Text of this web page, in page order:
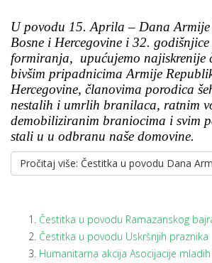
U povodu 15. Aprila – Dana Armije
Bosne i Hercegovine i 32.
formiranja, upućujemo najiskrenije
bivšim pripadnicima Armije
Hercegovine, članovima porodica
nestalih i umrlih branilaca, ratnim
demobiliziranim braniocima i svim
stali u u odbranu naše domovine.
Pročitaj više: Čestitka u povodu Dana
Čestitka u povodu Ramazanskog
Čestitka u povodu Uskršnjih praznika
Humanitarna akcija Asocijacije